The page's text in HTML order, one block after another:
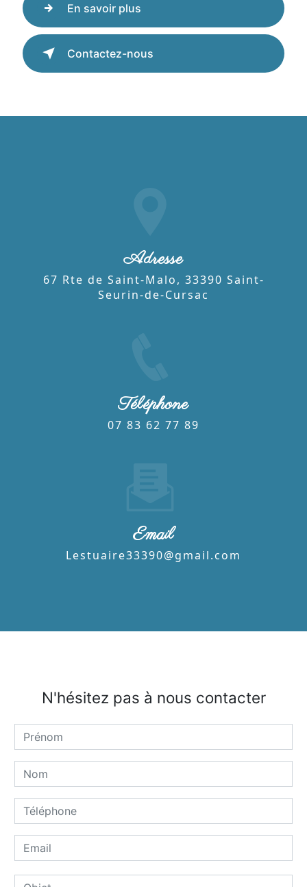
En savoir plus
Contactez-nous
Adresse
67 Rte de Saint-Malo, 33390 Saint-
Seurin-de-Cursac
Téléphone
07 83 62 77 89
Email
lestuaire33390@gmail.com
N'hésitez pas à nous contacter